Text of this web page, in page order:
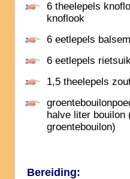
6 theelepels
knoflook
6 eetlepels
6 eetlepels
1,5 theelepels
halve liter bouilon
groentebouilon)
Bereiding: